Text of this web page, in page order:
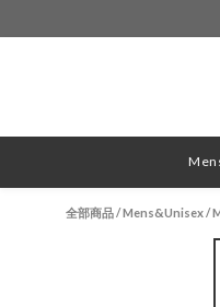
全部商品/Mens&Unisex/